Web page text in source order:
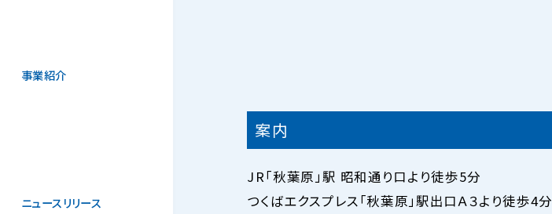
事業紹介
ニュースリリース
案内
JR「秋葉原」駅 昭和通り口より徒歩5分
つくばエクスプレス「秋葉原」駅出口Ａ３より徒歩4分